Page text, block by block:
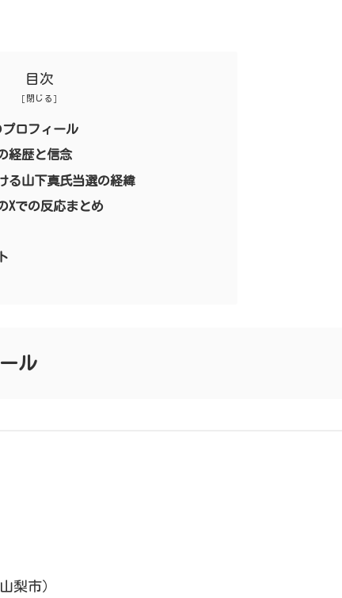
目次
ロフィール
経歴と信念
る山下真氏当選の経緯
Xでの反応まとめ
ル
梨市）